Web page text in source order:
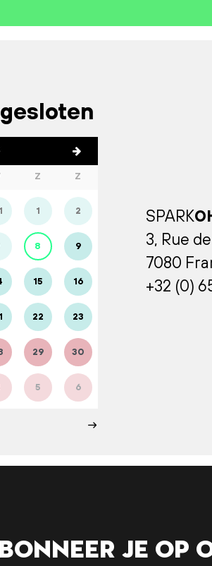
Z Z
1 2
8 9
15 16
22 23
29 30
5 6
SPARK
3, Rue
7080
+32 (0)
je op